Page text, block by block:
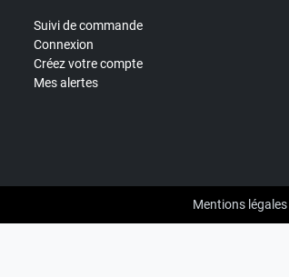
Suivi de commande
Connexion
Créez votre compte
Mes alertes
Mentions légales